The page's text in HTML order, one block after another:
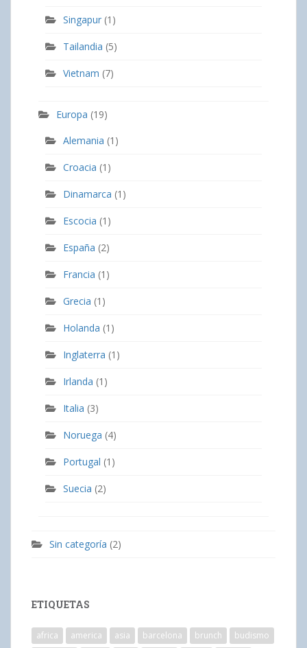
Singapur (1)
Tailandia (5)
Vietnam (7)
Europa (19)
Alemania (1)
Croacia (1)
Dinamarca (1)
Escocia (1)
España (2)
Francia (1)
Grecia (1)
Holanda (1)
Inglaterra (1)
Irlanda (1)
Italia (3)
Noruega (4)
Portugal (1)
Suecia (2)
Sin categoría (2)
ETIQUETAS
africa america asia barcelona brunch
budismo